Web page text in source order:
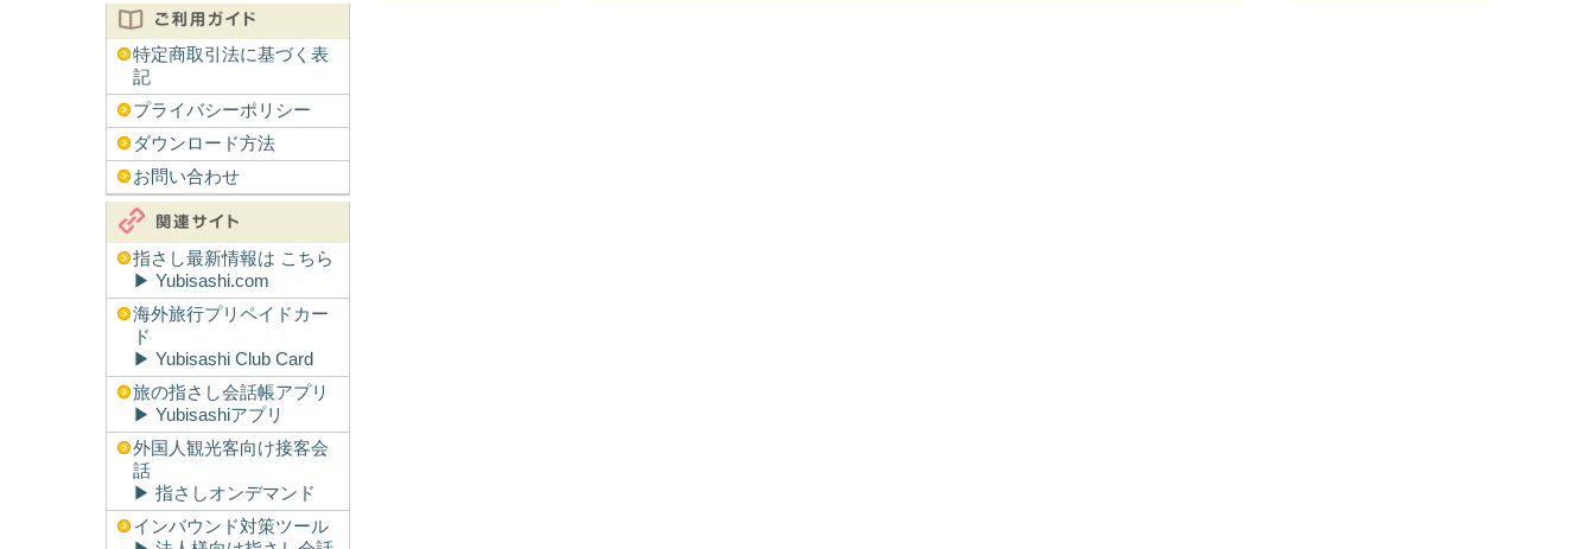
特定商取引法に基づく表
記
プライバシーポリシー
ダウンロード方法
お問い合わせ
指さし最新情報は こちら
▶︎ Yubisashi.com
海外旅行プリペイドカー
ド
▶︎ Yubisashi Club Card
旅の指さし会話帳アプリ
▶︎ Yubisashiアプリ
外国人観光客向け接客会
話
▶︎ 指さしオンデマンド
インバウンド対策ツール